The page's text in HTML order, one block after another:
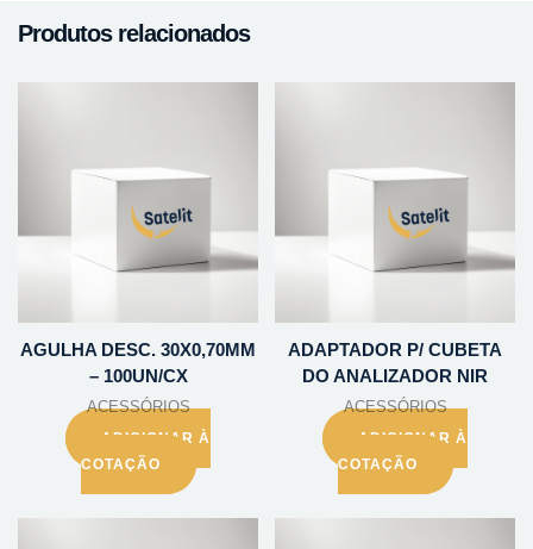
Produtos relacionados
AGULHA DESC. 30X0,70MM
– 100UN/CX
ACESSÓRIOS
ADICIONAR À
COTAÇÃO
ADAPTADOR P/ CUBETA
DO ANALIZADOR NIR
ACESSÓRIOS
ADICIONAR À
COTAÇÃO